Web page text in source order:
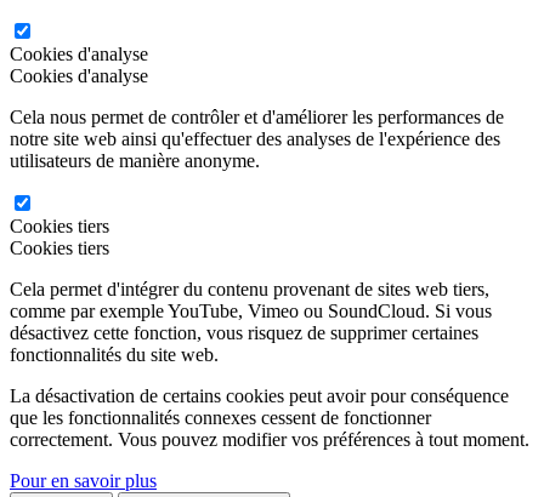
Cookies d'analyse
Cookies d'analyse
Cela nous permet de contrôler et d'améliorer les performances de
notre site web ainsi qu'effectuer des analyses de l'expérience des
utilisateurs de manière anonyme.
Cookies tiers
Cookies tiers
Cela permet d'intégrer du contenu provenant de sites web tiers,
comme par exemple YouTube, Vimeo ou SoundCloud. Si vous
désactivez cette fonction, vous risquez de supprimer certaines
fonctionnalités du site web.
La désactivation de certains cookies peut avoir pour conséquence
que les fonctionnalités connexes cessent de fonctionner
correctement. Vous pouvez modifier vos préférences à tout moment.
Pour en savoir plus